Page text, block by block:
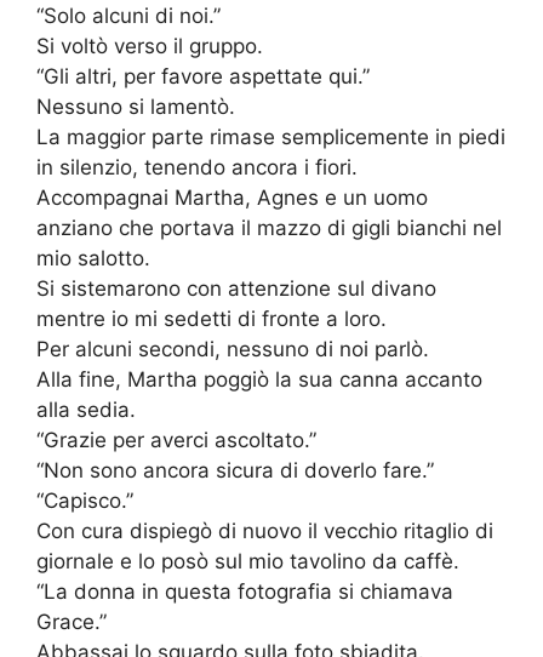
“Solo alcuni di noi.”
Si voltò verso il gruppo.
“Gli altri, per favore aspettate qui.”
Nessuno si lamentò.
La maggior parte rimase semplicemente in piedi
in silenzio, tenendo ancora i fiori.
Accompagnai Martha, Agnes e un uomo
anziano che portava il mazzo di gigli bianchi nel
mio salotto.
Si sistemarono con attenzione sul divano
mentre io mi sedetti di fronte a loro.
Per alcuni secondi, nessuno di noi parlò.
Alla fine, Martha poggiò la sua canna accanto
alla sedia.
“Grazie per averci ascoltato.”
“Non sono ancora sicura di doverlo fare.”
“Capisco.”
Con cura dispiegò di nuovo il vecchio ritaglio di
giornale e lo posò sul mio tavolino da caffè.
“La donna in questa fotografia si chiamava
Grace.”